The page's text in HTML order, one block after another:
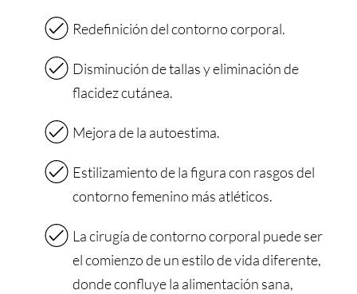
Redefinición del contorno corporal.
Disminución de tallas y eliminación de
flacidez cutánea.
Mejora de la autoestima.
Estilizamiento de la figura con rasgos del
contorno femenino más atléticos.
La cirugía de contorno corporal puede ser
el comienzo de un estilo de vida diferente,
donde confluye la alimentación sana,